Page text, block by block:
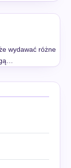
wydawać różne